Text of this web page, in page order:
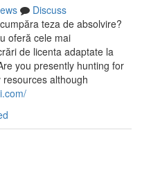
Discuss
teza de absolvire?
oferă cele mai
de licenta adaptate la
you presently hunting for
although